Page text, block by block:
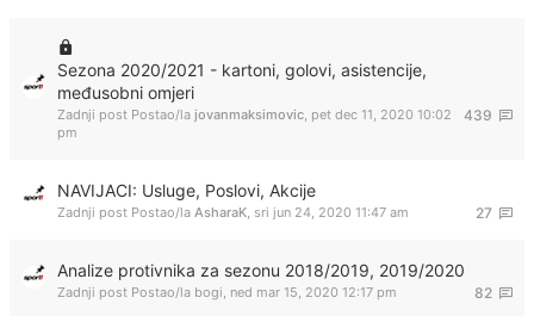
Sezona 2020/2021 - kartoni, golovi, asistencije,
međusobni omjeri
439
Zadnji post Postao/la jovanmaksimovic, pet dec 11, 2020 10:02
pm
NAVIJACI: Usluge, Poslovi, Akcije
27
Zadnji post Postao/la AsharaK, sri jun 24, 2020 11:47 am
Analize protivnika za sezonu 2018/2019, 2019/2020
82
Zadnji post Postao/la bogi, ned mar 15, 2020 12:17 pm